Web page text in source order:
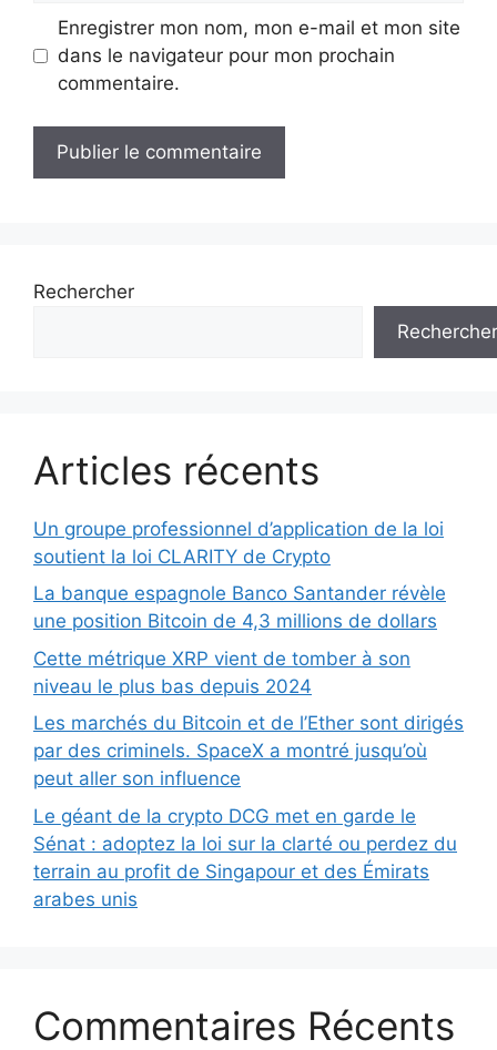
Enregistrer mon nom, mon e-mail et mon site
dans le navigateur pour mon prochain
commentaire.
Rechercher
Rechercher
Articles récents
Un groupe professionnel d’application de la loi
soutient la loi CLARITY de Crypto
La banque espagnole Banco Santander révèle
une position Bitcoin de 4,3 millions de dollars
Cette métrique XRP vient de tomber à son
niveau le plus bas depuis 2024
Les marchés du Bitcoin et de l’Ether sont dirigés
par des criminels. SpaceX a montré jusqu’où
peut aller son influence
Le géant de la crypto DCG met en garde le
Sénat : adoptez la loi sur la clarté ou perdez du
terrain au profit de Singapour et des Émirats
arabes unis
Commentaires Récents